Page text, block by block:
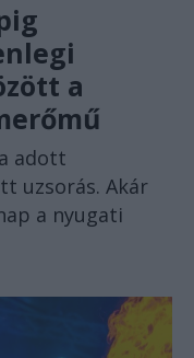
a
adott
uzsorás. Akár
a nyugati